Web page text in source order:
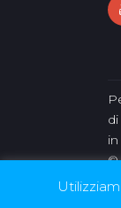
©